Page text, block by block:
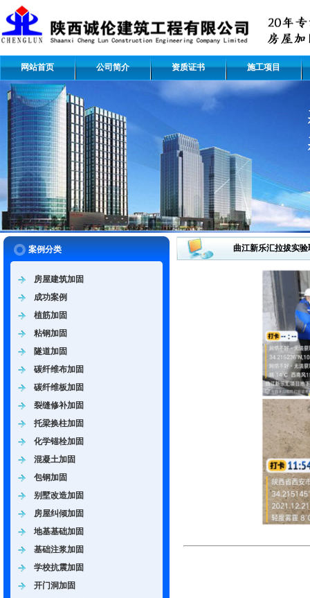
网站首页 公司简介 资质证书 施工项目
案例分类
房屋建筑加固
成功案例
植筋加固
粘钢加固
隧道加固
碳纤维布加固
碳纤维板加固
裂缝修补加固
托梁换柱加固
化学锚栓加固
混凝土加固
包钢加固
别墅改造加固
房屋纠倾加固
地基基础加固
基础注浆加固
学校抗震加固
开门洞加固
曲江新乐汇拉拔实验